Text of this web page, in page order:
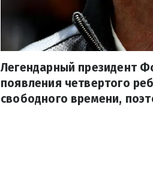
Легендарный президент
появления четвертого
свободного времени,